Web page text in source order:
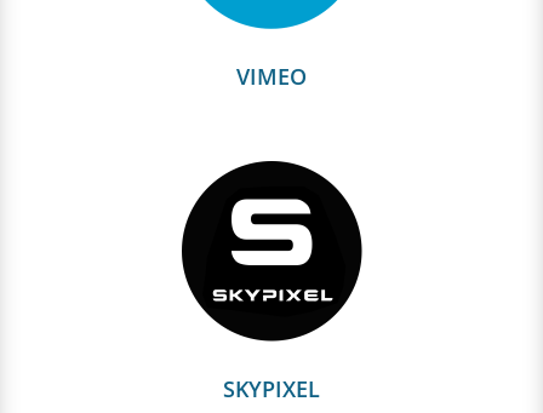
VIMEO
SKYPIXEL